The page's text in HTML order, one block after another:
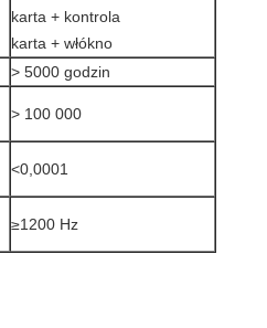
karta + kontrola
karta + włókno
> 5000 godzin
> 100 000
<0,0001
≥1200 Hz